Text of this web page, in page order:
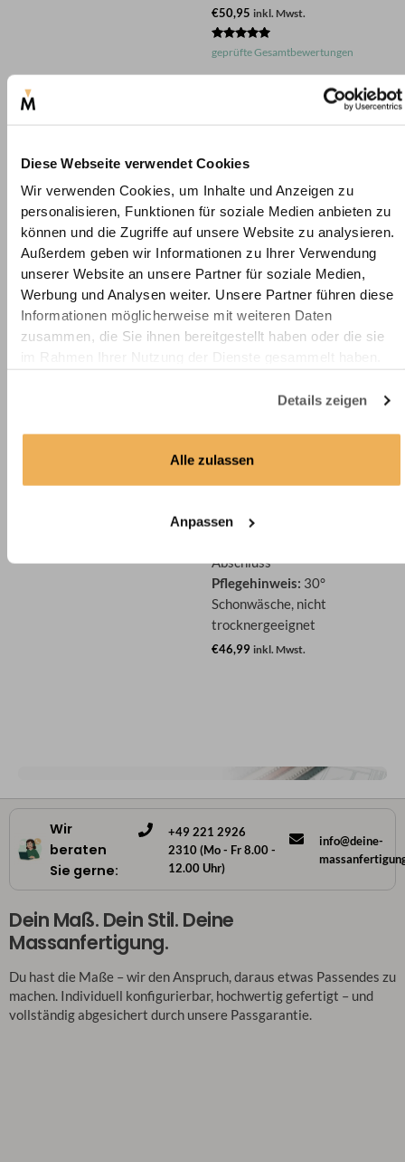
Diese Webseite verwendet Cookies
Wir verwenden Cookies, um Inhalte und Anzeigen zu
personalisieren, Funktionen für soziale Medien anbieten zu
können und die Zugriffe auf unsere Website zu analysieren.
Außerdem geben wir Informationen zu Ihrer Verwendung
unserer Website an unsere Partner für soziale Medien,
Werbung und Analysen weiter. Unsere Partner führen diese
Informationen möglicherweise mit weiteren Daten
zusammen, die Sie ihnen bereitgestellt haben oder die sie
Details zeigen
Alle zulassen
Anpassen
€50,95 inkl. Mwst.
Bewertet
mit
geprüfte Gesamtbewertungen
inkl. MwSt.
Versandbereit in1-4 Werktagen
Stoffmuster –
Blickdichter Vorhang –
€0,00 inkl. Mwst.
inkl. MwSt.
Versandbereit in3-8 Werktagen
Transparente
Schiebegardine –
Unifarben
Material:100% Polyester
Stoffgewicht:53 g/m²
Lieferumfang:Alu-
Paneelwagen,
Transparenz:
Abschluss
Pflegehinweis: 30°
Schonwäsche, nicht
trocknergeeignet
€46,99 inkl. Mwst.
Wir
beraten
Sie gerne:
+49 221 2926
2310 (Mo - Fr 8.00 -
12.00 Uhr)
info@deine-
Dein Maß. Dein Stil. Deine
Massanfertigung.
Du hast die Maße – wir den Anspruch, daraus etwas Passendes zu
machen. Individuell konfigurierbar, hochwertig gefertigt – und
vollständig abgesichert durch unsere Passgarantie.